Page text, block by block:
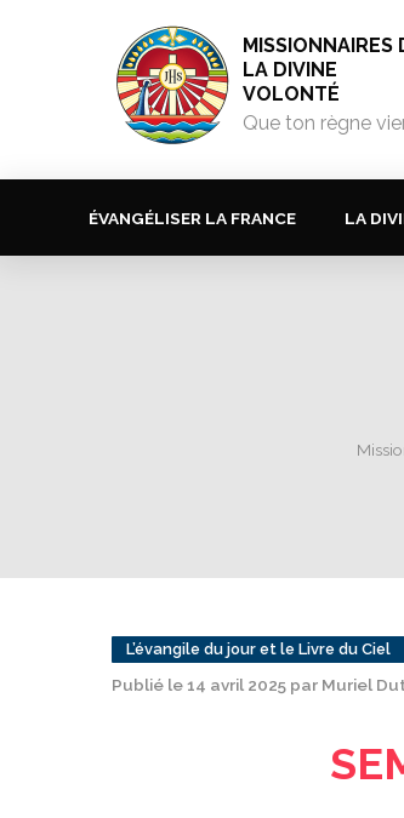
MISSIONNAIRES
LA DIVINE
VOLONTÉ
Que ton règne
ÉVANGÉLISER LA FRANCE LA
L’évangile du jour et le Livre du Ciel
Publié le 14 avril 2025 par Muriel